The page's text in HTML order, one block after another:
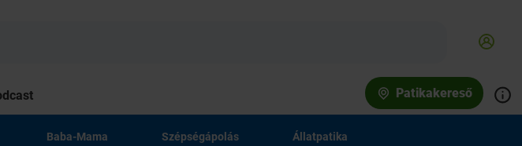
Patikakereső
Baba-Mama Szépségápolás Állatpatika